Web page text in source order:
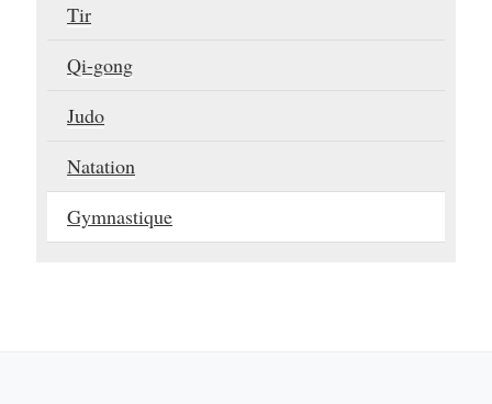
Tir
Qi-gong
Judo
Natation
Gymnastique